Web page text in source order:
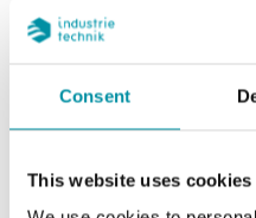
Consent
This website uses cookies
De installatie